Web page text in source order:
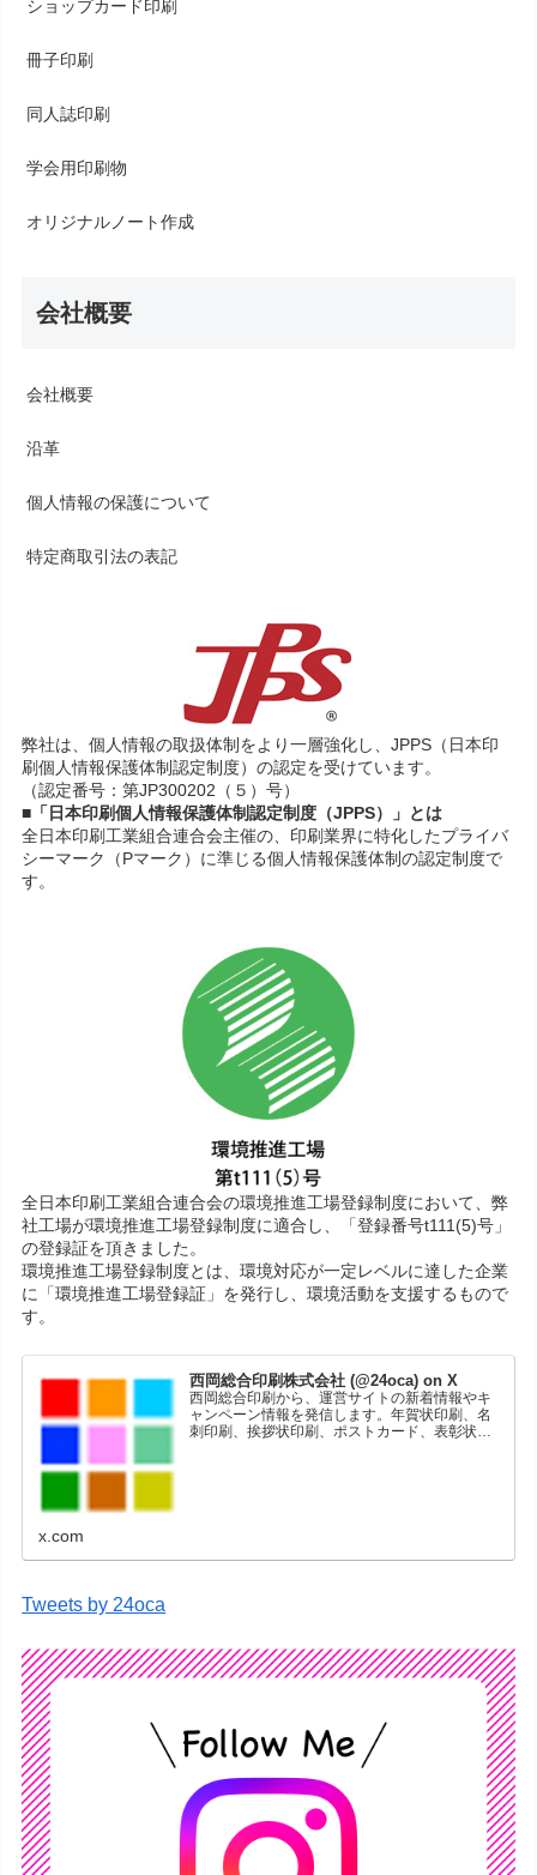
ショップカード印刷
冊子印刷
同人誌印刷
学会用印刷物
オリジナルノート作成
会社概要
会社概要
沿革
個人情報の保護について
特定商取引法の表記
弊社は、個人情報の取扱体制をより一層強化し、JPPS（日本印
刷個人情報保護体制認定制度）の認定を受けています。
（認定番号：第JP300202（５）号）
■「日本印刷個人情報保護体制認定制度（JPPS）」とは
全日本印刷工業組合連合会主催の、印刷業界に特化したプライバ
シーマーク（Pマーク）に準じる個人情報保護体制の認定制度で
す。
全日本印刷工業組合連合会の環境推進工場登録制度において、弊
社工場が環境推進工場登録制度に適合し、「登録番号t111(5)号」
の登録証を頂きました。
環境推進工場登録制度とは、環境対応が一定レベルに達した企業
に「環境推進工場登録証」を発行し、環境活動を支援するもので
す。
西岡総合印刷株式会社 (@24oca) on X
西岡総合印刷から、運営サイトの新着情報やキ
ャンペーン情報を発信します。年賀状印刷、名
刺印刷、挨拶状印刷、ポストカード、表彰状印
x.com
Tweets by 24oca